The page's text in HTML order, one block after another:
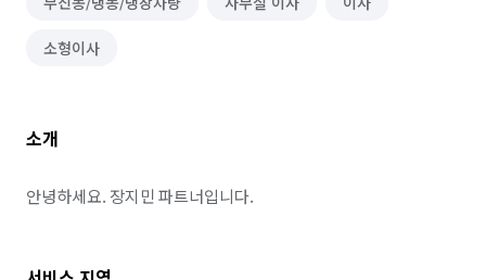
소형이사
소개
안녕하세요. 장지민 파트너입니다.